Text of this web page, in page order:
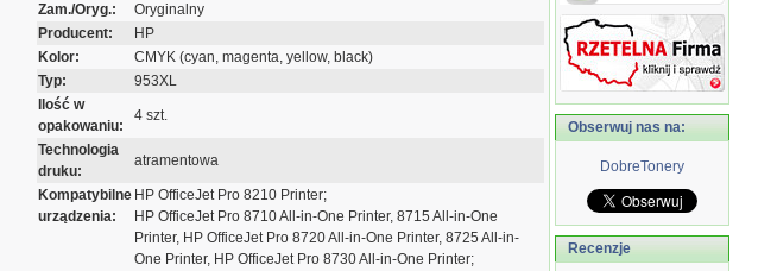
Zam./Oryg.:
Oryginalny
Producent:
HP
Kolor:
CMYK (cyan, magenta, yellow, black)
Typ:
953XL
Ilość w
opakowaniu:
4 szt.
Technologia
druku:
atramentowa
Kompatybilne
urządzenia:
HP OfficeJet Pro 8210 Printer;
HP OfficeJet Pro 8710 All-in-One Printer, 8715 All-in-One
Printer, HP OfficeJet Pro 8720 All-in-One Printer, 8725 All-in-
One Printer, HP OfficeJet Pro 8730 All-in-One Printer;
Obserwuj nas na:
DobreTonery
Recenzje